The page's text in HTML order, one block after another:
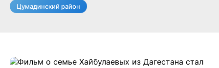
Цумадинский район